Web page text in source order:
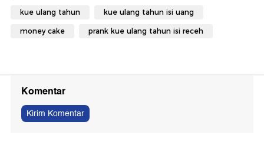
kue ulang tahun kue ulang tahun isi uang
money cake prank kue ulang tahun isi receh
Komentar
Kirim Komentar